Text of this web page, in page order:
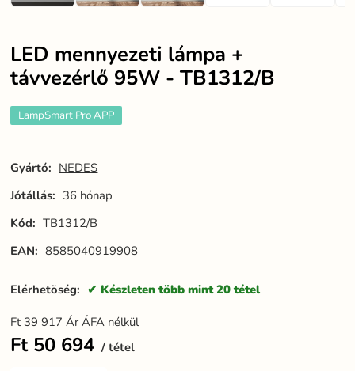
LED mennyezeti lámpa +
távvezérlő 95W - TB1312/B
LampSmart Pro APP
Gyártó: NEDES
Jótállás: 36 hónap
Kód: TB1312/B
EAN: 8585040919908
Elérhetöség: Készleten több mint 20 tétel
Ft 39 917 Ár ÁFA nélkül
Ft 50 694 tétel